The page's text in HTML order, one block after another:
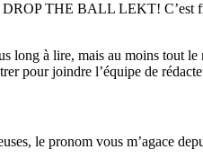
DROP THE BALL LEKT! C’est
long à lire, mais au moins tout
pour joindre l’équipe de
le pronom vous m’agace